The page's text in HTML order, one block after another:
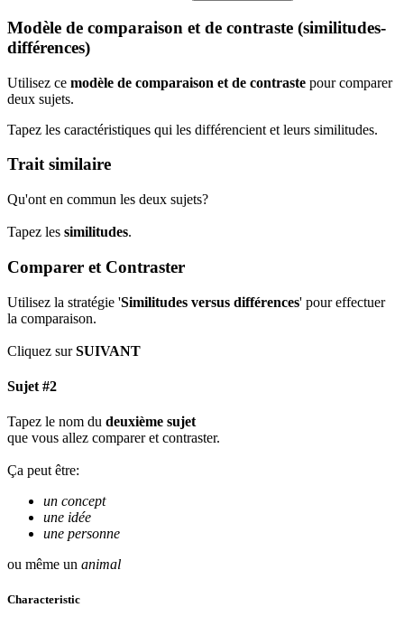
Modèle de comparaison et de contraste (similitudes-
différences)
Utilisez ce modèle de comparaison et de contraste pour comparer
deux sujets.
Tapez les caractéristiques qui les différencient et leurs similitudes.
Trait similaire
Qu'ont en commun les deux sujets?
Tapez les similitudes.
Comparer et Contraster
Utilisez la stratégie 'Similitudes versus différences' pour effectuer
la comparaison.
Cliquez surSUIVANT
Sujet #2
Tapez le nom du deuxième sujet
que vous allez comparer et contraster.
Ça peut être:
un concept
une idée
une personne
ou même un animal
Characteristic